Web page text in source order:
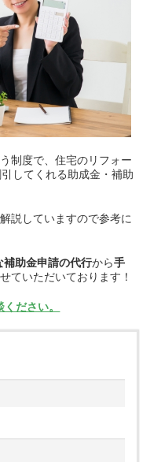
制度で、住宅のリフォー
してくれる助成金・補助
説していますので参考に
補助金申請の代行から手
ていただいております！
ださい。